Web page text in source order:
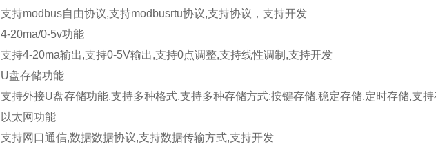
支持modbus自由协议,支持modbusrtu协议,支持协议，支持开发
4-20ma/0-5v功能
支持4-20ma输出,支持0-5V输出,支持0点调整,支持线性调制 ,支持开发
U盘存储功能
支持外接U盘存储功能,支持多种格式,支持多种存储方式:按键存储,稳定存储,定时存储,支
以太网功能
支持网口通信,数据数据协议,支持数据传输方式,支持开发